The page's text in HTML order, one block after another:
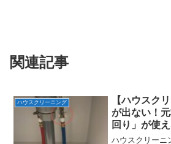
関連記事
ハウスクリーニング
【ハウスク
が出ない！
回り」が使
順
ハウスクリーニ